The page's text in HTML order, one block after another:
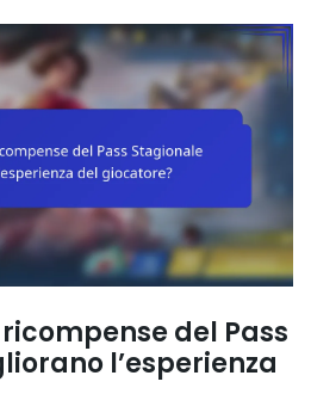
del Pass
l’esperienza